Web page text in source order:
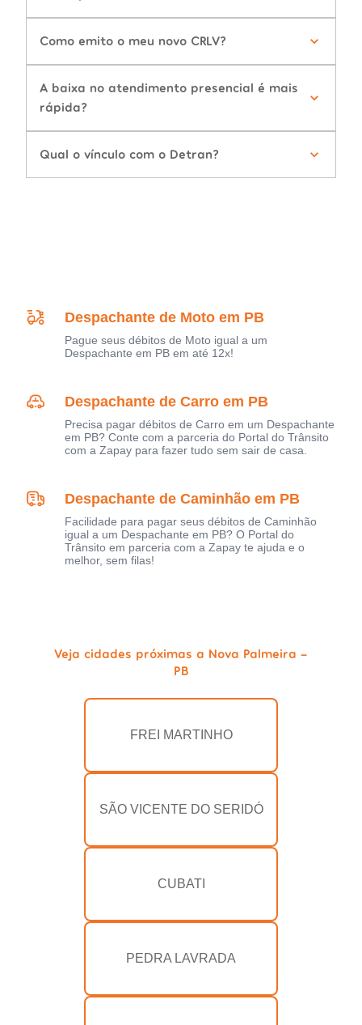
Como emito o meu novo CRLV?
A baixa no atendimento presencial é mais
rápida?
Qual o vínculo com o Detran?
Despachante de Moto em PB
Pague seus débitos de Moto igual a um
Despachante em PB em até 12x!
Despachante de Carro em PB
Precisa pagar débitos de Carro em um Despachante
em PB? Conte com a parceria do Portal do Trânsito
com a Zapay para fazer tudo sem sair de casa.
Despachante de Caminhão em PB
Facilidade para pagar seus débitos de Caminhão
igual a um Despachante em PB? O Portal do
Trânsito em parceria com a Zapay te ajuda e o
melhor, sem filas!
Veja cidades próximas a Nova Palmeira -
PB
FREI MARTINHO
SÃO VICENTE DO SERIDÓ
CUBATI
PEDRA LAVRADA